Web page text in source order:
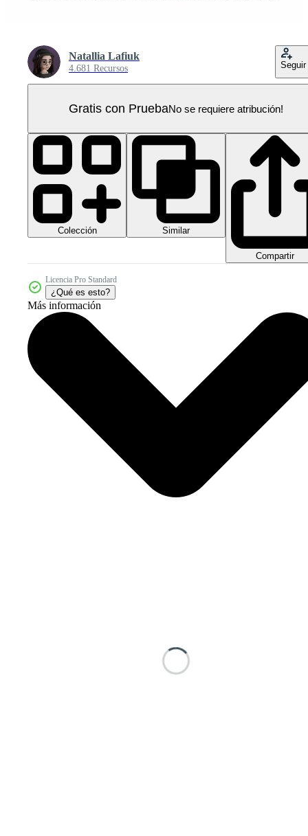
Natallia Lafiuk
4.681 Recursos Seguir
Gratis con PruebaNo se requiere atribución!
Colección Similar
Compartir
Licencia Pro Standard
¿Qué es esto?
Más información